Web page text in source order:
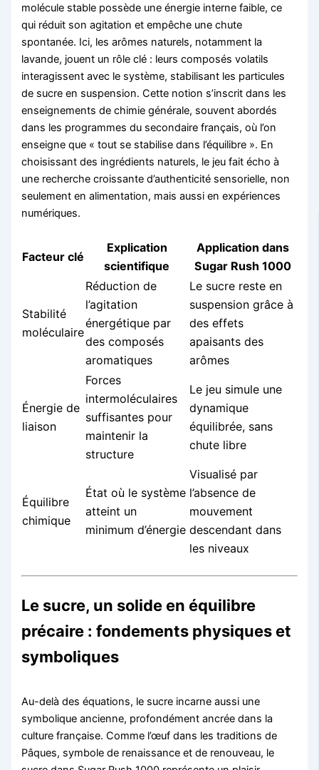
molécule stable possède une énergie interne faible, ce
qui réduit son agitation et empêche une chute
spontanée. Ici, les arômes naturels, notamment la
lavande, jouent un rôle clé : leurs composés volatils
interagissent avec le système, stabilisant les particules
de sucre en suspension. Cette notion s’inscrit dans les
enseignements de chimie générale, souvent abordés
dans les programmes du secondaire français, où l’on
enseigne que « tout se stabilise dans l’équilibre ». En
choisissant des ingrédients naturels, le jeu fait écho à
une recherche croissante d’authenticité sensorielle, non
seulement en alimentation, mais aussi en expériences
numériques.
Facteur clé
Explication
scientifique
Application dans
Sugar Rush 1000
Stabilité
moléculaire
Réduction de
l’agitation
énergétique par
des composés
aromatiques
Le sucre reste en
suspension grâce à
des effets
apaisants des
arômes
Énergie de
liaison
Forces
intermoléculaires
suffisantes pour
maintenir la
structure
Le jeu simule une
dynamique
équilibrée, sans
chute libre
Équilibre
chimique
État où le système
atteint un
minimum d’énergie
Visualisé par
l’absence de
mouvement
descendant dans
les niveaux
Le sucre, un solide en équilibre
précaire : fondements physiques et
symboliques
Au-delà des équations, le sucre incarne aussi une
symbolique ancienne, profondément ancrée dans la
culture française. Comme l’œuf dans les traditions de
Pâques, symbole de renaissance et de renouveau, le